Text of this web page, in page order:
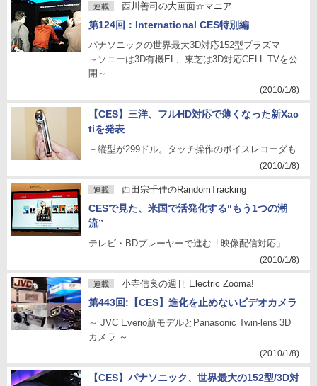
連載 西川善司の大画面☆マニア
第124回：International CES特別編
パナソニックの世界最大3D対応152型プラズマ
～ソニーは3D有機EL、東芝は3D対応CELL TVを公
開～
(2010/1/8)
【CES】三洋、フルHD対応で薄くなった新Xac
tiを発表
－縦型が299ドル。タッチ操作のボイスレコーダも
(2010/1/8)
連載 西田宗千佳のRandomTracking
CESで見た、米国で活発化する“もう1つの潮
流”
テレビ・BDプレーヤーで進む「映像配信対応」
(2010/1/8)
連載 小寺信良の週刊 Electric Zooma!
第443回:【CES】進化を止めないビデオカメラ
～ JVC Everio新モデルとPanasonic Twin-lens 3D
カメラ ～
(2010/1/8)
【CES】パナソニック、世界最大の152型/3D対